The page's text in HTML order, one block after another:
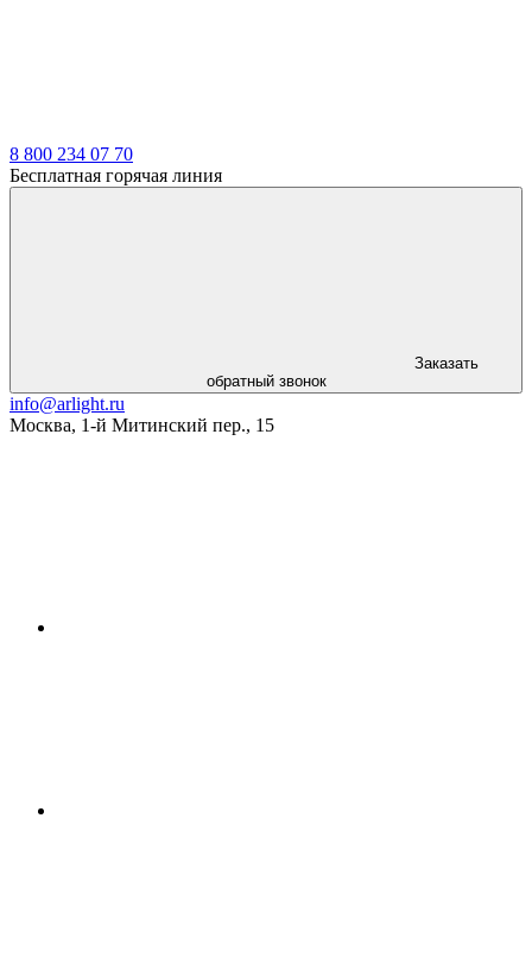
8 800 234 07 70
Бесплатная горячая линия
Заказать
обратный звонок
info@arlight.ru
Москва, 1-й Митинский пер., 15